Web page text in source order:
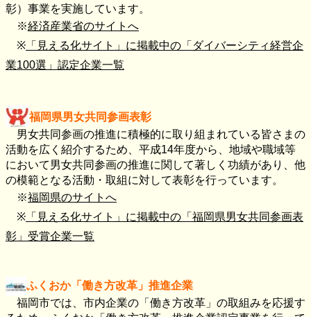
彰）事業を実施しています。
※経済産業省のサイトへ
※ 「見える化サイト」に掲載中の「ダイバーシティ経営企
業100選」認定企業一覧
福岡県男女共同参画表彰
男女共同参画の推進に積極的に取り組まれている皆さまの
活動を広く紹介するため、平成14年度から、地域や職域等
において男女共同参画の推進に関して著しく功績があり、他
の模範となる活動・取組に対して表彰を行っています。
※福岡県のサイトへ
※ 「見える化サイト」に掲載中の「福岡県男女共同参画表
彰」受賞企業一覧
ふくおか「働き方改革」推進企業
福岡市では、市内企業の「働き方改革」の取組みを応援す